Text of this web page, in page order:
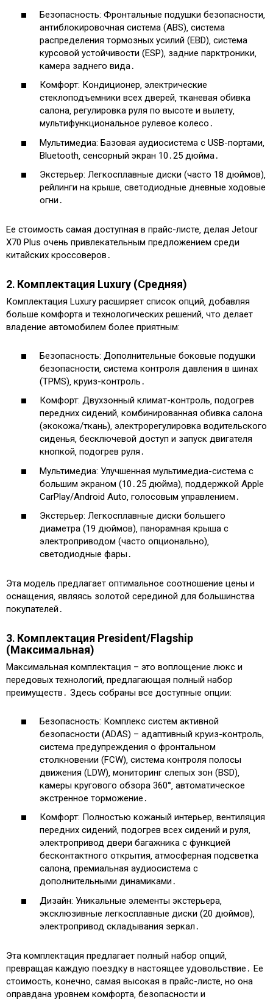
Безопасность: Фронтальные подушки безопасности‚
антиблокировочная система (ABS)‚ система
распределения тормозных усилий (EBD)‚ система
курсовой устойчивости (ESP)‚ задние парктроники‚
камера заднего вида․
Комфорт: Кондиционер‚ электрические
стеклоподъемники всех дверей‚ тканевая обивка
салона‚ регулировка руля по высоте и вылету‚
мультифункциональное рулевое колесо․
Мультимедиа: Базовая аудиосистема с USB-портами‚
Bluetooth‚ сенсорный экран 10․25 дюйма․
Экстерьер: Легкосплавные диски (часто 18 дюймов)‚
рейлинги на крыше‚ светодиодные дневные ходовые
огни․
Ее стоимость самая доступная в прайс-листе‚ делая Jetour
X70 Plus очень привлекательным предложением среди
китайских кроссоверов․
2․ Комплектация Luxury (Средняя)
Комплектация Luxury расширяет список опций‚ добавляя
больше комфорта и технологических решений‚ что делает
владение автомобилем более приятным:
Безопасность: Дополнительные боковые подушки
безопасности‚ система контроля давления в шинах
(TPMS)‚ круиз-контроль․
Комфорт: Двухзонный климат-контроль‚ подогрев
передних сидений‚ комбинированная обивка салона
(экокожа/ткань)‚ электрорегулировка водительского
сиденья‚ бесключевой доступ и запуск двигателя
кнопкой‚ подогрев руля․
Мультимедиа: Улучшенная мультимедиа-система с
большим экраном (10․25 дюйма)‚ поддержкой Apple
CarPlay/Android Auto‚ голосовым управлением․
Экстерьер: Легкосплавные диски большего
диаметра (19 дюймов)‚ панорамная крыша с
электроприводом (часто опционально)‚
светодиодные фары․
Эта модель предлагает оптимальное соотношение цены и
оснащения‚ являясь золотой серединой для большинства
покупателей․
3․ Комплектация President/Flagship
(Максимальная)
Максимальная комплектация – это воплощение люкс и
передовых технологий‚ предлагающая полный набор
преимуществ․ Здесь собраны все доступные опции:
Безопасность: Комплекс систем активной
безопасности (ADAS) – адаптивный круиз-контроль‚
система предупреждения о фронтальном
столкновении (FCW)‚ система контроля полосы
движения (LDW)‚ мониторинг слепых зон (BSD)‚
камеры кругового обзора 360°‚ автоматическое
экстренное торможение․
Комфорт: Полностью кожаный интерьер‚ вентиляция
передних сидений‚ подогрев всех сидений и руля‚
электропривод двери багажника с функцией
бесконтактного открытия‚ атмосферная подсветка
салона‚ премиальная аудиосистема с
дополнительными динамиками․
Дизайн: Уникальные элементы экстерьера‚
эксклюзивные легкосплавные диски (20 дюймов)‚
электропривод складывания зеркал․
Эта комплектация предлагает полный набор опций‚
превращая каждую поездку в настоящее удовольствие․ Ее
стоимость‚ конечно‚ самая высокая в прайс-листе‚ но она
оправдана уровнем комфорта‚ безопасности и